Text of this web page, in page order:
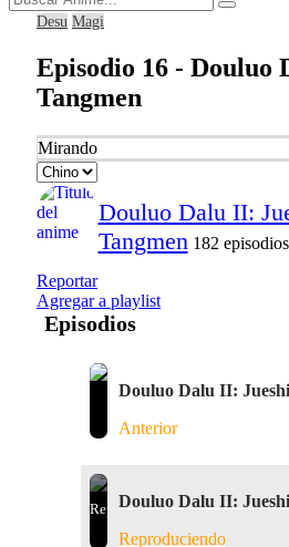
Desu Magi
Episodio 16 - Douluo
Tangmen
Mirando
Douluo Dalu II:
Tangmen 182 episodios
Reportar
Agregar a playlist
Episodios
Douluo Dalu II:
Anterior
Douluo Dalu II:
Reproduciendo